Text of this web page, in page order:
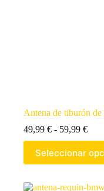
Antena de tiburón
49,99 € - 59,99 €
Seleccionar